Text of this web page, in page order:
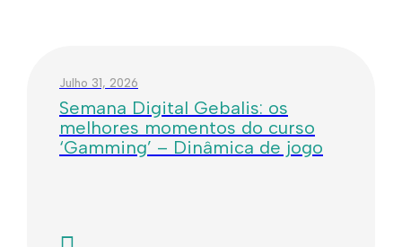
Julho 31, 2026
Semana Digital Gebalis: os
melhores momentos do curso
‘Gamming’ – Dinâmica de jogo